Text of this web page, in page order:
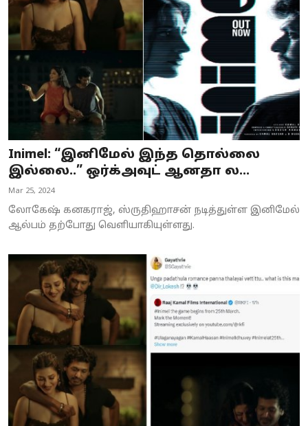
Inimel: “இனிமேல் இந்த தொல்லை
இல்லை..” ஒர்க்அவுட் ஆனதா ல...
Mar 25, 2024
லோகேஷ் கனகராஜ், ஸ்ருதிஹாசன் நடித்துள்ள இனிமேல்
ஆல்பம் தற்போது வெளியாகியுள்ளது.